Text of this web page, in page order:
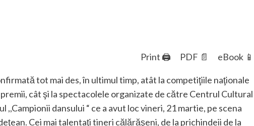
Print 🖨 PDF 📄 eBook 📱
tot mai des, în ultimul timp, atât la competiţiile naţionale
cât şi la spectacolele organizate de către Centrul Cultural
dansului “ ce a avut loc vineri, 21 martie, pe scena
Cei mai talentaţi tineri călărăşeni, de la prichindeii de la